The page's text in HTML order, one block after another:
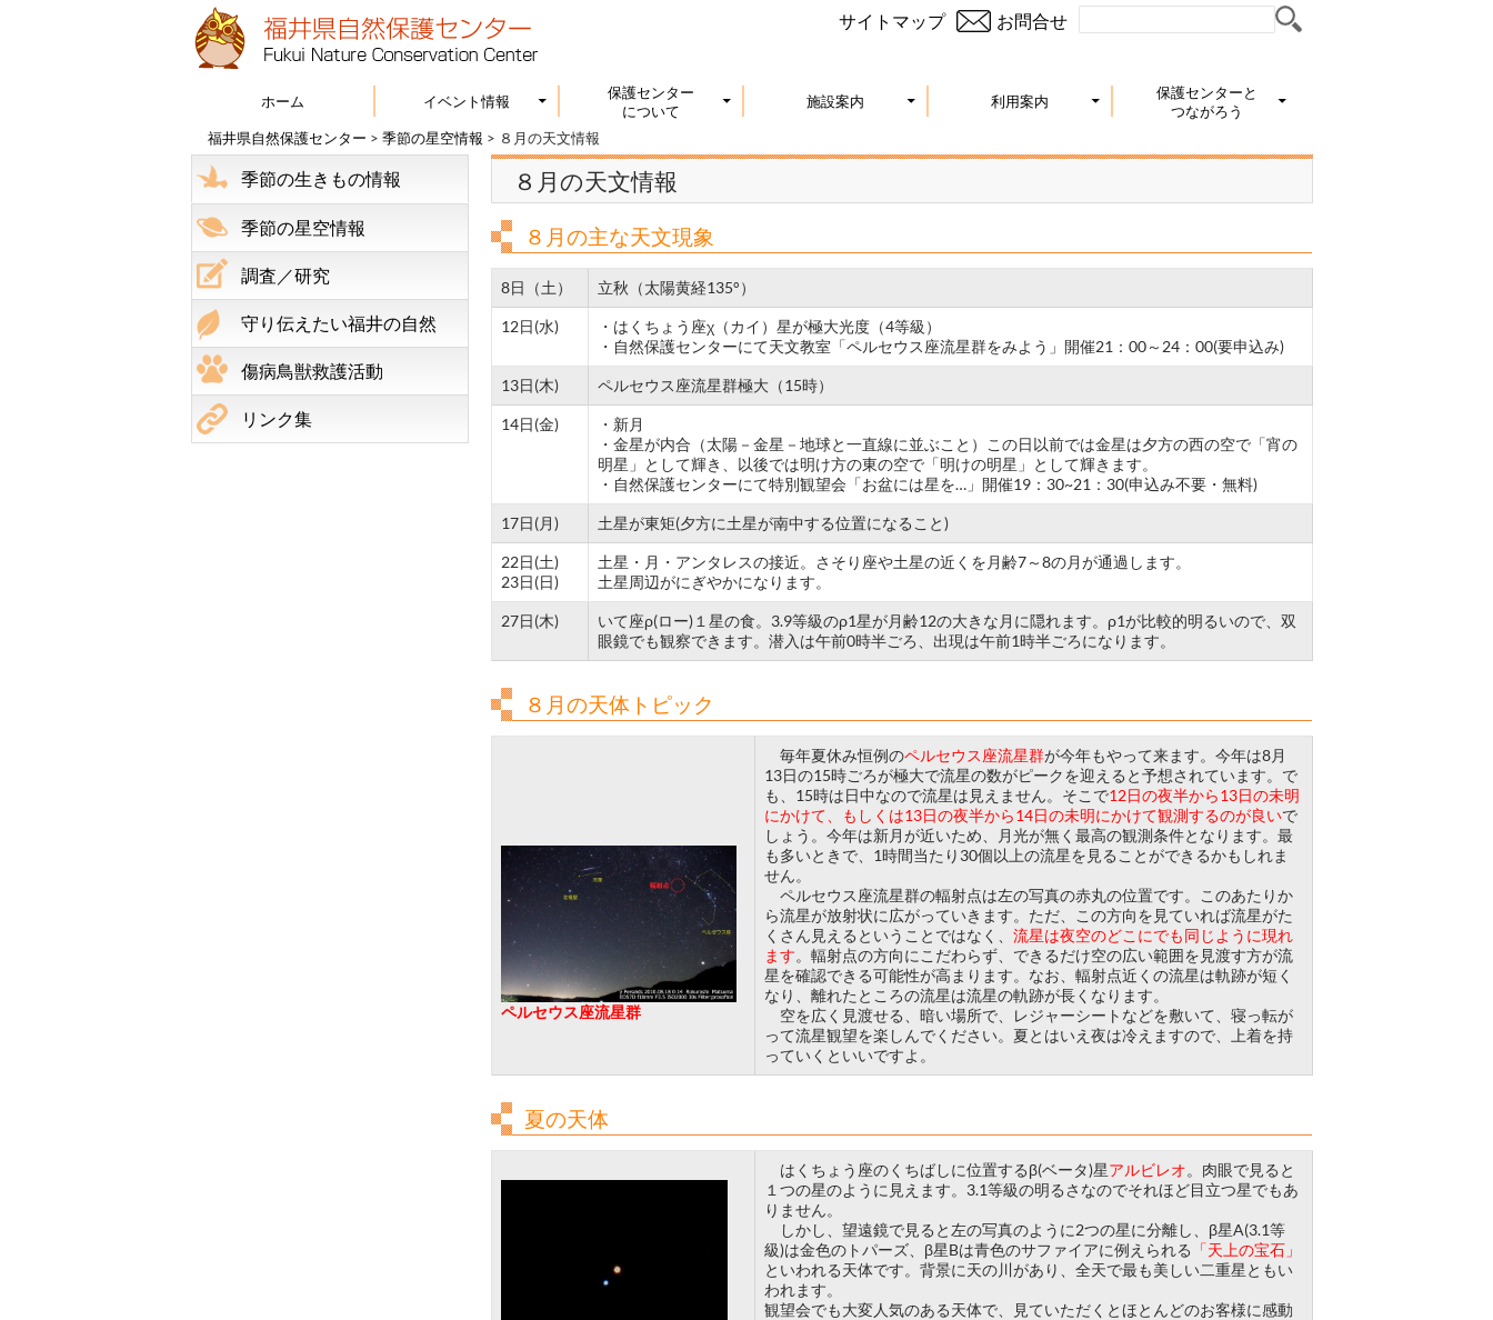
お問合せ
サイトマップ
ホーム イベント情報
保護センター
について
施設案内 利用案内
保護センターと
つながろう
福井県自然保護センター > 季節の星空情報 > ８月の天文情報
８月の天文情報
８月の主な天文現象
8日（土） 立秋（太陽黄経135°）
12日(水)
・はくちょう座χ（カイ）星が極大光度（4等級）
・自然保護センターにて天文教室「ペルセウス座流星群をみよう」開催21：00～24：00(要申込み)
13日(木) ペルセウス座流星群極大（15時）
14日(金)
・新月
・金星が内合（太陽－金星－地球と一直線に並ぶこと）この日以前では金星は夕方の西の空で「宵の
明星」として輝き、以後では明け方の東の空で「明けの明星」として輝きます。
・自然保護センターにて特別観望会「お盆には星を…」開催19：30~21：30(申込み不要・無料)
17日(月) 土星が東矩(夕方に土星が南中する位置になること)
22日(土)
23日(日)
土星・月・アンタレスの接近。さそり座や土星の近くを月齢7～8の月が通過します。
土星周辺がにぎやかになります。
27日(木)
いて座ρ(ロー)１星の食。3.9等級のρ1星が月齢12の大きな月に隠れます。ρ1が比較的明るいので、双
眼鏡でも観察できます。潜入は午前0時半ごろ、出現は午前1時半ごろになります。
８月の天体トピック
ペルセウス座流星群
毎年夏休み恒例のペルセウス座流星群が今年もやって来ます。今年は8月
13日の15時ごろが極大で流星の数がピークを迎えると予想されています。で
も、15時は日中なので流星は見えません。そこで12日の夜半から13日の未明
にかけて、もしくは13日の夜半から14日の未明にかけて観測するのが良いで
しょう。今年は新月が近いため、月光が無く最高の観測条件となります。最
も多いときで、1時間当たり30個以上の流星を見ることができるかもしれま
せん。
ペルセウス座流星群の輻射点は左の写真の赤丸の位置です。このあたりか
ら流星が放射状に広がっていきます。ただ、この方向を見ていれば流星がた
くさん見えるということではなく、 流星は夜空のどこにでも同じように現れ
ます。輻射点の方向にこだわらず、できるだけ空の広い範囲を見渡す方が流
星を確認できる可能性が高まります。なお、輻射点近くの流星は軌跡が短く
なり、離れたところの流星は流星の軌跡が長くなります。
空を広く見渡せる、暗い場所で、レジャーシートなどを敷いて、寝っ転が
って流星観望を楽しんでください。夏とはいえ夜は冷えますので、上着を持
っていくといいですよ。
夏の天体
はくちょう座のくちばしに位置するβ(ベータ)星アルビレオ。肉眼で見ると
１つの星のように見えます。3.1等級の明るさなのでそれほど目立つ星でもあ
りません。
しかし、望遠鏡で見ると左の写真のように2つの星に分離し、β星A(3.1等
級)は金色のトパーズ、β星Bは青色のサファイアに例えられる 「天上の宝石」
といわれる天体です。背景に天の川があり、全天で最も美しい二重星ともい
われます。
観望会でも大変人気のある天体で、見ていただくとほとんどのお客様に感動
季節の生きもの情報
季節の星空情報
調査／研究
守り伝えたい福井の自然
傷病鳥獣救護活動
リンク集